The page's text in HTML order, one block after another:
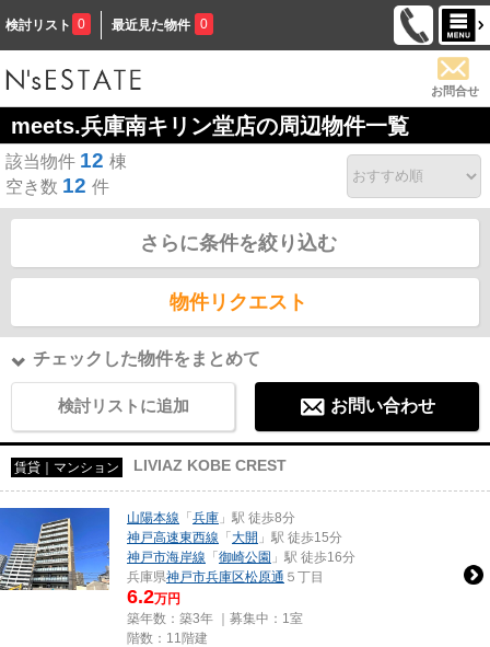
検討リスト 0 最近見た物件 0
お問合せ
meets.兵庫南キリン堂店の周辺物件一覧
該当物件 12 棟
空き数 12 件
さらに条件を絞り込む
物件リクエスト
チェックした物件をまとめて
検討リストに追加 お問い合わせ
賃貸｜マンション LIVIAZ KOBE CREST
山陽本線 「 兵庫 」駅 徒歩8分
神戸高速東西線 「 大開 」駅 徒歩15分
神戸市海岸線 「 御崎公園 」駅 徒歩16分
兵庫県神戸市兵庫区松原通 ５丁目
6.2万円
築年数：築3年 ｜募集中： 1室
階数：11階建